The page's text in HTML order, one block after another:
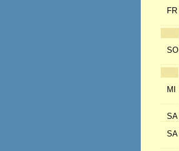
FR
SO
MI
SA
SA